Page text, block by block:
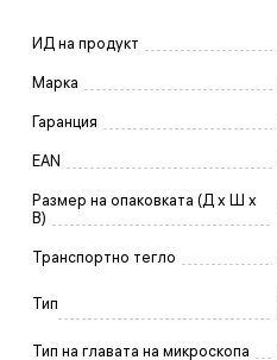
ИД на продукт
Марка
Гаранция
EAN
Размер на опаковката (Д x Ш x
В)
Транспортно тегло
Тип
Тип на главата на микроскопа